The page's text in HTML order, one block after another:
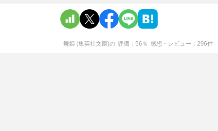
舞姫 (集英社文庫)の 評価 56 ％ 感想・レビュー 296件